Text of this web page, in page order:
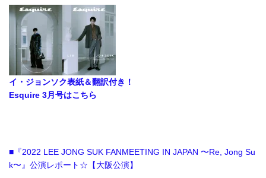
イ・ジョンソク表紙＆翻訳付き！
Esquire 3月号はこちら
■『2022 LEE JONG SUK FANMEETING IN JAPAN 〜Re, Jong Su
k〜』公演レポート☆【大阪公演】